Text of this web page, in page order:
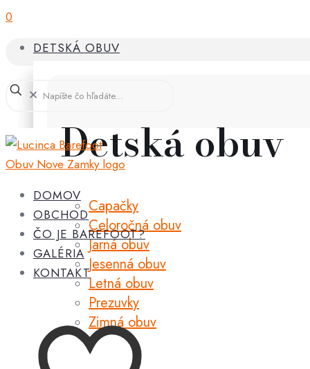
0
DETSKÁ OBUV
Detská obuv
Capačky
Celoročná obuv
Jarná obuv
Jesenná obuv
Letná obuv
Prezuvky
Zimná obuv
✕
DOMOV
OBCHOD
ČO JE BAREFOOT?
GALÉRIA
KONTAKT